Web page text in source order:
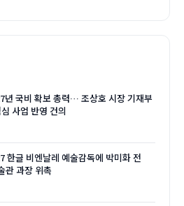
년 국비 확보 총력… 조상호 시장 기재부
사업 반영 건의
한글 비엔날레 예술감독에 박미화 전
관 과장 위촉